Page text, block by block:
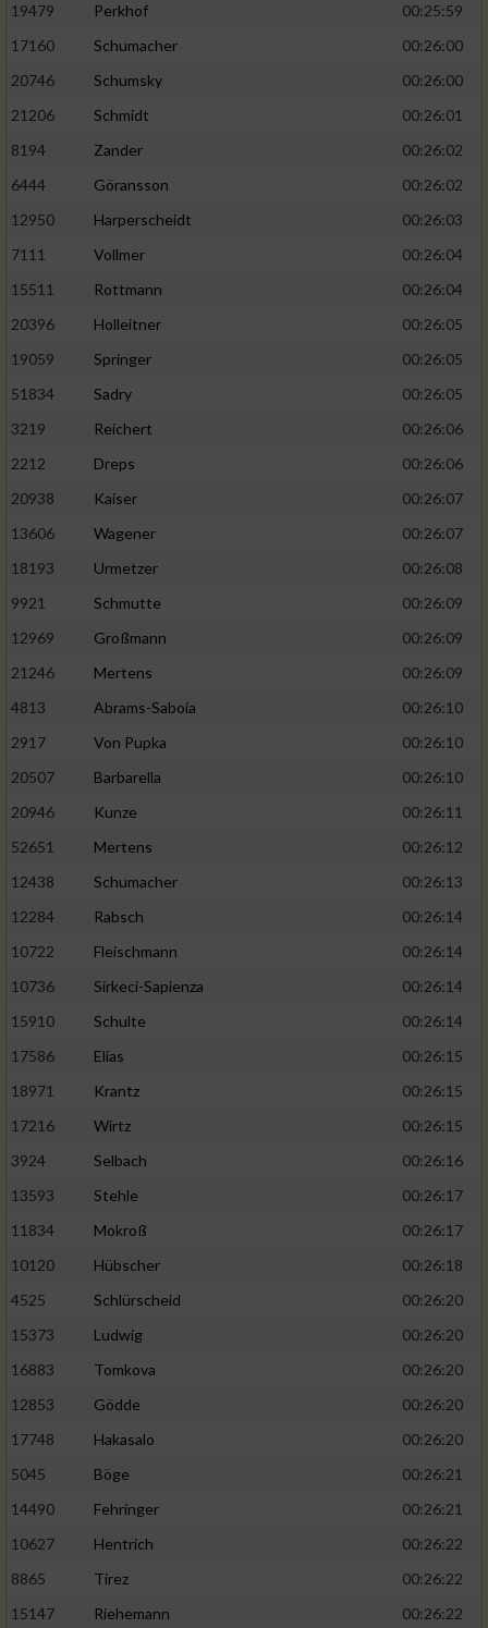
19479
Perkhof
00:25:59
17160
Schumacher
00:26:00
20746
Schumsky
00:26:00
21206
Schmidt
00:26:01
8194
Zander
00:26:02
6444
Göransson
00:26:02
12950
Harperscheidt
00:26:03
7111
Vollmer
00:26:04
15511
Rottmann
00:26:04
20396
Holleitner
00:26:05
19059
Springer
00:26:05
51834
Sadry
00:26:05
3219
Reichert
00:26:06
2212
Dreps
00:26:06
20938
Kaiser
00:26:07
13606
Wagener
00:26:07
18193
Urmetzer
00:26:08
9921
Schmutte
00:26:09
12969
Großmann
00:26:09
21246
Mertens
00:26:09
4813
Abrams-Saboia
00:26:10
2917
Von Pupka
00:26:10
20507
Barbarella
00:26:10
20946
Kunze
00:26:11
52651
Mertens
00:26:12
12438
Schumacher
00:26:13
12284
Rabsch
00:26:14
10722
Fleischmann
00:26:14
10736
Sirkeci-Sapienza
00:26:14
15910
Schulte
00:26:14
17586
Elias
00:26:15
18971
Krantz
00:26:15
17216
Wirtz
00:26:15
3924
Selbach
00:26:16
13593
Stehle
00:26:17
11834
Mokroß
00:26:17
10120
Hübscher
00:26:18
4525
Schlürscheid
00:26:20
15373
Ludwig
00:26:20
16883
Tomkova
00:26:20
12853
Gödde
00:26:20
17748
Hakasalo
00:26:20
5045
Böge
00:26:21
14490
Fehringer
00:26:21
10627
Hentrich
00:26:22
8865
Tirez
00:26:22
15147
Riehemann
00:26:22
Verwendung genauer Standortdaten
Informationen identifizieren